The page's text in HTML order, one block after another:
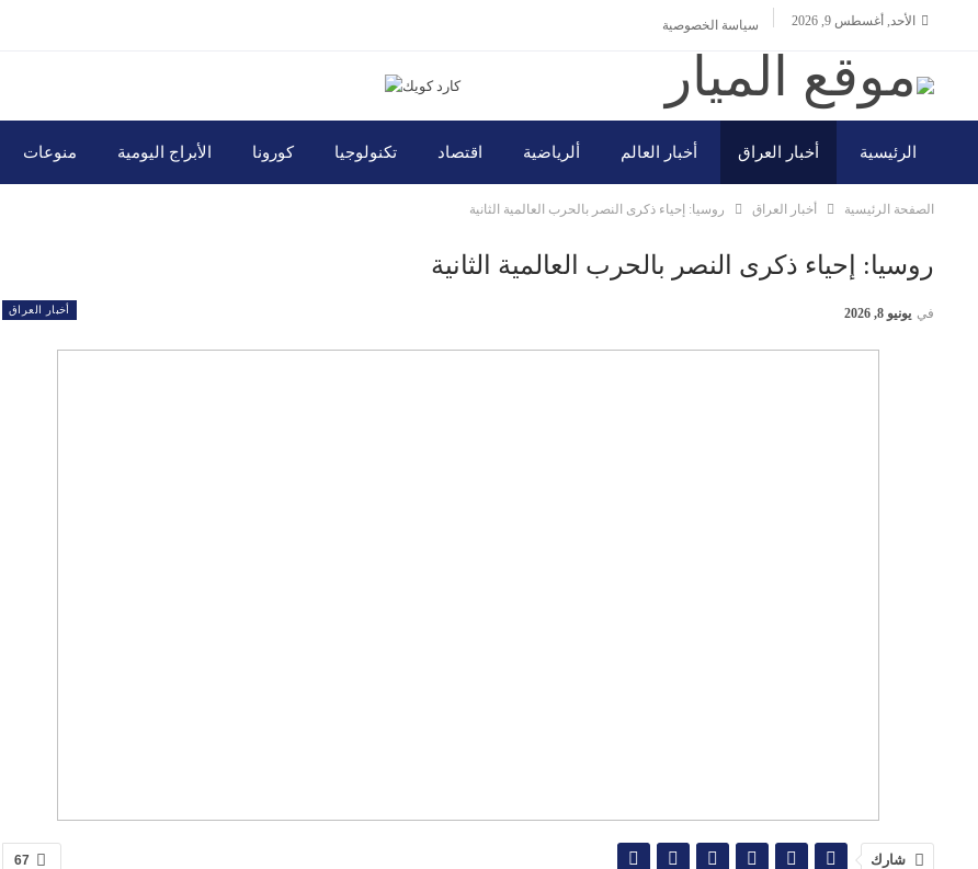
الأحد, أغسطس 9, 2026 سياسة الخصوصية
الرئيسية أخبار العراق أخبار العالم ألرياضية اقتصاد تكنولوجيا كورونا الأبراج اليومية منوعات
الصفحة الرئيسية أخبار العراق روسيا: إحياء ذكرى النصر بالحرب العالمية الثانية
روسيا: إحياء ذكرى النصر بالحرب العالمية الثانية
أخبار العراق في يونيو 8, 2026
67 شارك